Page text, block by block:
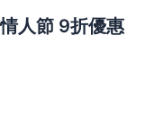
人節 9折優惠